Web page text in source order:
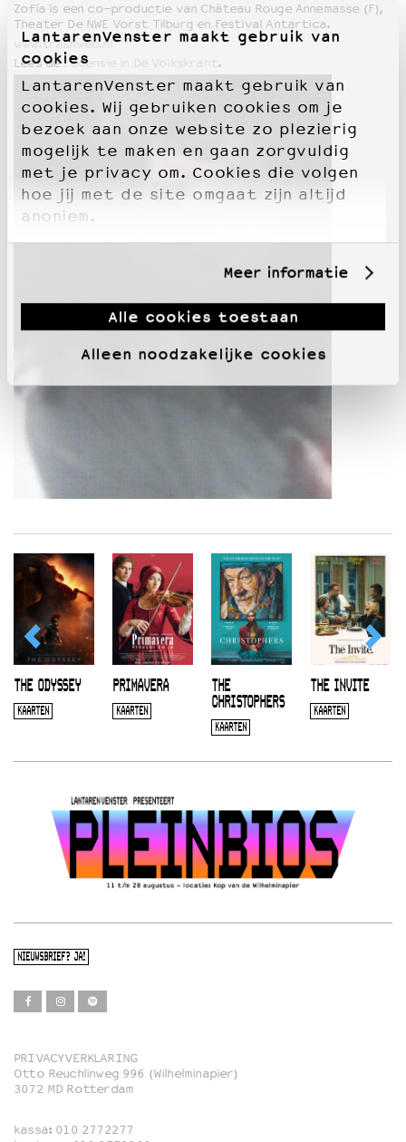
LantarenVenster maakt gebruik van
cookies
LantarenVenster maakt gebruik van
cookies. Wij gebruiken cookies om je
bezoek aan onze website zo plezierig
mogelijk te maken en gaan zorgvuldig
met je privacy om. Cookies die volgen
hoe jij met de site omgaat zijn altijd
anoniem.
Meer informatie
Alle cookies toestaan
Alleen noodzakelijke cookies
Zofía is een co-productie van Château Rouge Annemasse (F),
Theater De NWE Vorst Tilburg en Festival Antartica.
www.trashweb.nl
Lees derecensie in De Volkskrant.
THE ODYSSEY
KAARTEN
PRIMAVERA
KAARTEN
THE
CHRISTOPHERS
KAARTEN
THE INVITE
KAARTEN
NIEUWSBRIEF? JA!
Film
Familie
PRIVACYVERKLARING
Otto Reuchlinweg 996 (Wilhelminapier)
3072 MD Rotterdam
kassa: 010 2772277